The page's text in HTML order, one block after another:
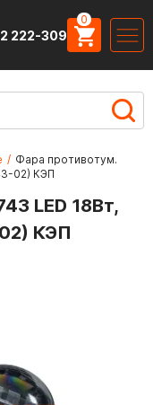
222-309
0
/ Фара противотум.
02) КЭП
LED 18Вт,
КЭП